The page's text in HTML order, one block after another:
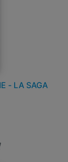
- LA SAGA